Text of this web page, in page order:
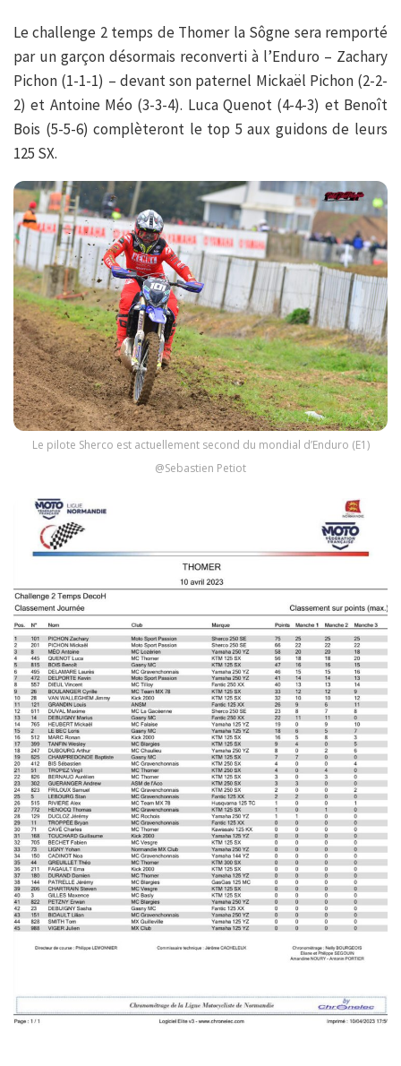
Le challenge 2 temps de Thomer la Sôgne sera remporté
par un garçon désormais reconverti à l’Enduro – Zachary
Pichon (1-1-1) – devant son paternel Mickaël Pichon (2-2-
2) et Antoine Méo (3-3-4). Luca Quenot (4-4-3) et Benoît
Bois (5-5-6) complèteront le top 5 aux guidons de leurs
125 SX.
Le pilote Sherco est actuellement second du mondial d’Enduro (E1)
@Sebastien Petiot